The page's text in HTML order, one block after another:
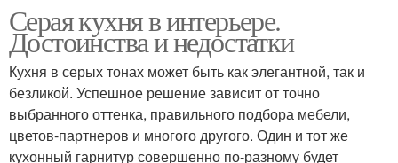
Белая столешница
столешницей
Серые кухни Кухни в серых тонах
Серая кухня в интерьере.
Достоинства и недостатки
Кухня в серых тонах может быть как элегантной, так и
безликой. Успешное решение зависит от точно
выбранного оттенка, правильного подбора мебели,
цветов-партнеров и многого другого. Один и тот же
кухонный гарнитур совершенно по-разному будет